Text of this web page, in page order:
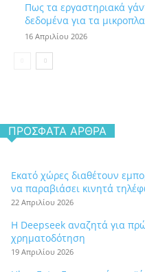
Πως τα εργαστηριακά
δεδομένα για τα
16 Απριλίου 2026
ΠΡΌΣΦΑΤΑ ΆΡΘΡΑ
Εκατό χώρες διαθέτουν
να παραβιάσει κινητά
22 Απριλίου 2026
Η Deepseek αναζητά για
χρηματοδότηση
19 Απριλίου 2026